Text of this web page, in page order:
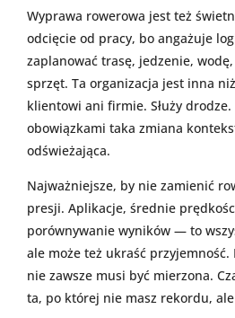
Wyprawa rowerowa jest też
odcięcie od pracy, bo angażuje
zaplanować trasę, jedzenie,
sprzęt. Ta organizacja jest inna
klientowi ani firmie. Służy drodze.
obowiązkami taka zmiana
odświeżająca.
Najważniejsze, by nie zamienić
presji. Aplikacje, średnie
porównywanie wyników — to
ale może też ukraść przyjemność.
nie zawsze musi być mierzona.
ta, po której nie masz rekordu,